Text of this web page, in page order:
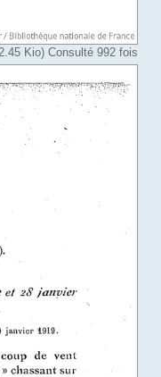
Kio) Consulté 992 fois